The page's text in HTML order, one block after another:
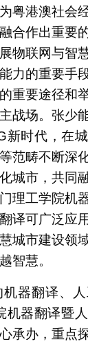
粤港澳社会
合作出重要
物联网与智
力的重要手
重要途径和
战场。张少
时代，在城
范畴不断深
城市，共同
理工学院机
译可广泛应
城市建设领
智慧。
机器翻译、
机器翻译暨
承办，重点